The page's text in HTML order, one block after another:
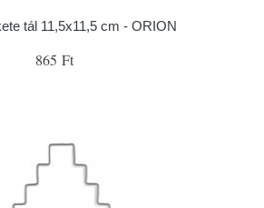
tál 11,5x11,5 cm - ORION
865 Ft